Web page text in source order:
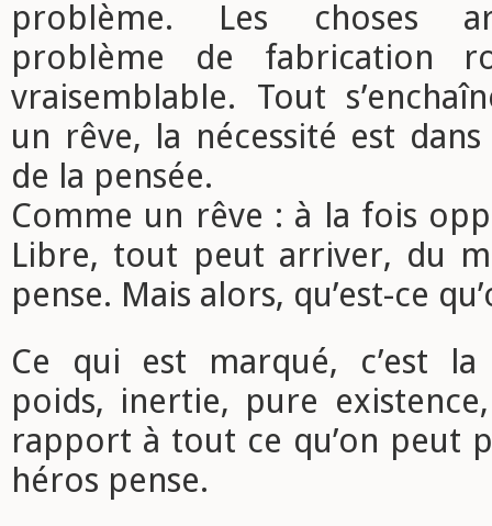
problème. Les choses
problème de fabrication
vraisemblable. Tout
un rêve, la nécessité est dans
de la pensée.
Comme un rêve : à la fois
Libre, tout peut arriver, du
pense. Mais alors, qu’est-ce
Ce qui est marqué, c’est
poids, inertie, pure
rapport à tout ce qu’on peut
héros pense.